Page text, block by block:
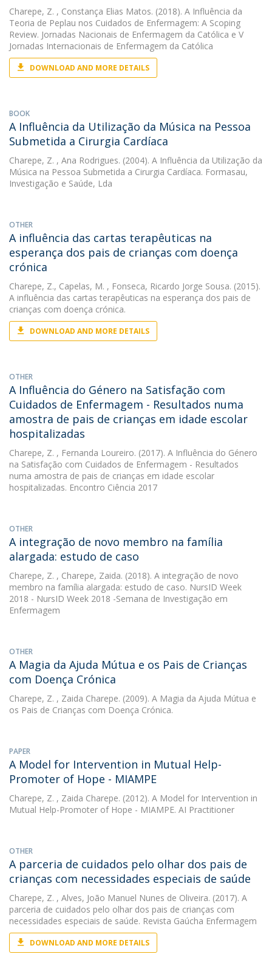
Charepe, Z. , Constança Elias Matos. (2018). A Influência da
Teoria de Peplau nos Cuidados de Enfermagem: A Scoping
Review. Jornadas Nacionais de Enfermagem da Católica e V
Jornadas Internacionais de Enfermagem da Católica
DOWNLOAD AND MORE DETAILS
BOOK
A Influência da Utilização da Música na Pessoa
Submetida a Cirurgia Cardíaca
Charepe, Z. , Ana Rodrigues. (2004). A Influência da Utilização da
Música na Pessoa Submetida a Cirurgia Cardíaca. Formasau,
Investigação e Saúde, Lda
OTHER
A influência das cartas terapêuticas na
esperança dos pais de crianças com doença
crónica
Charepe, Z., Capelas, M. , Fonseca, Ricardo Jorge Sousa. (2015).
A influência das cartas terapêuticas na esperança dos pais de
crianças com doença crónica.
DOWNLOAD AND MORE DETAILS
OTHER
A Influência do Género na Satisfação com
Cuidados de Enfermagem - Resultados numa
amostra de pais de crianças em idade escolar
hospitalizadas
Charepe, Z. , Fernanda Loureiro. (2017). A Influência do Género
na Satisfação com Cuidados de Enfermagem - Resultados
numa amostra de pais de crianças em idade escolar
hospitalizadas. Encontro Ciência 2017
OTHER
A integração de novo membro na família
alargada: estudo de caso
Charepe, Z. , Charepe, Zaida. (2018). A integração de novo
membro na família alargada: estudo de caso. NursID Week
2018 - NursID Week 2018 -Semana de Investigação em
Enfermagem
OTHER
A Magia da Ajuda Mútua e os Pais de Crianças
com Doença Crónica
Charepe, Z. , Zaida Charepe. (2009). A Magia da Ajuda Mútua e
os Pais de Crianças com Doença Crónica.
PAPER
A Model for Intervention in Mutual Help-
Promoter of Hope - MIAMPE
Charepe, Z. , Zaida Charepe. (2012). A Model for Intervention in
Mutual Help-Promoter of Hope - MIAMPE. AI Practitioner
OTHER
A parceria de cuidados pelo olhar dos pais de
crianças com necessidades especiais de saúde
Charepe, Z. , Alves, João Manuel Nunes de Oliveira. (2017). A
parceria de cuidados pelo olhar dos pais de crianças com
necessidades especiais de saúde. Revista Gaúcha Enfermagem
DOWNLOAD AND MORE DETAILS